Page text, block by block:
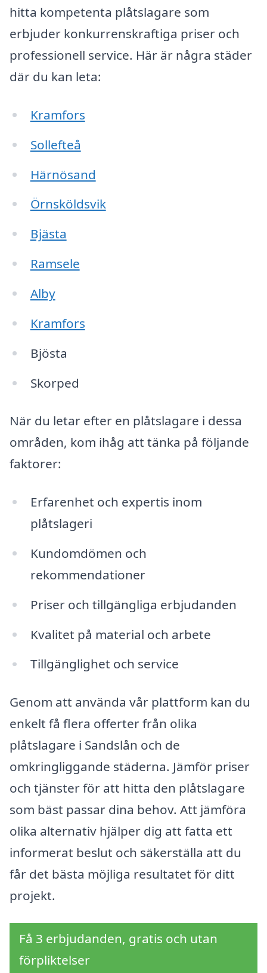
hitta kompetenta plåtslagare som
erbjuder konkurrenskraftiga priser och
professionell service. Här är några städer
där du kan leta:
Kramfors
Sollefteå
Härnösand
Örnsköldsvik
Bjästa
Ramsele
Alby
Kramfors
Bjösta
Skorped
När du letar efter en plåtslagare i dessa
områden, kom ihåg att tänka på följande
faktorer:
Erfarenhet och expertis inom
plåtslageri
Kundomdömen och
rekommendationer
Priser och tillgängliga erbjudanden
Kvalitet på material och arbete
Tillgänglighet och service
Genom att använda vår plattform kan du
enkelt få flera offerter från olika
plåtslagare i Sandslån och de
omkringliggande städerna. Jämför priser
och tjänster för att hitta den plåtslagare
som bäst passar dina behov. Att jämföra
olika alternativ hjälper dig att fatta ett
informerat beslut och säkerställa att du
får det bästa möjliga resultatet för ditt
projekt.
Få 3 erbjudanden, gratis och utan
förpliktelser